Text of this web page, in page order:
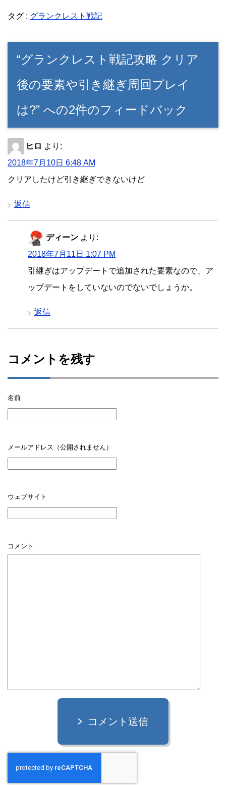
タグ : グランクレスト戦記
“グランクレスト戦記攻略 クリア
後の要素や引き継ぎ周回プレイ
は?” への2件のフィードバック
ヒロ より:
2018年7月10日 6:48 AM
クリアしたけど引き継ぎできないけど
返信
ディーン より:
2018年7月11日 1:07 PM
引継ぎはアップデートで追加された要素なので、ア
ップデートをしていないのでないでしょうか。
返信
コメントを残す
名前
メールアドレス（公開されません）
ウェブサイト
コメント
コメント送信